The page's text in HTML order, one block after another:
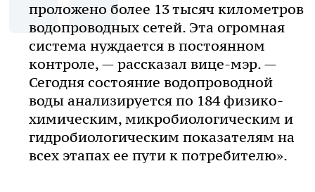
проложено более 13 тысяч километров
водопроводных сетей. Эта огромная
система нуждается в постоянном
контроле, — рассказал вице-мэр. —
Сегодня состояние водопроводной
воды анализируется по 184 физико-
химическим, микробиологическим и
гидробиологическим показателям на
всех этапах ее пути к потребителю».